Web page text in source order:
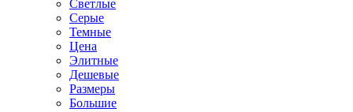
Светлые
Серые
Темные
Цена
Элитные
Дешевые
Размеры
Большие